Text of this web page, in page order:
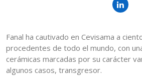
Fanal ha cautivado en Cevisama a
procedentes de todo el mundo, con
cerámicas marcadas por su carácter
algunos casos, transgresor.